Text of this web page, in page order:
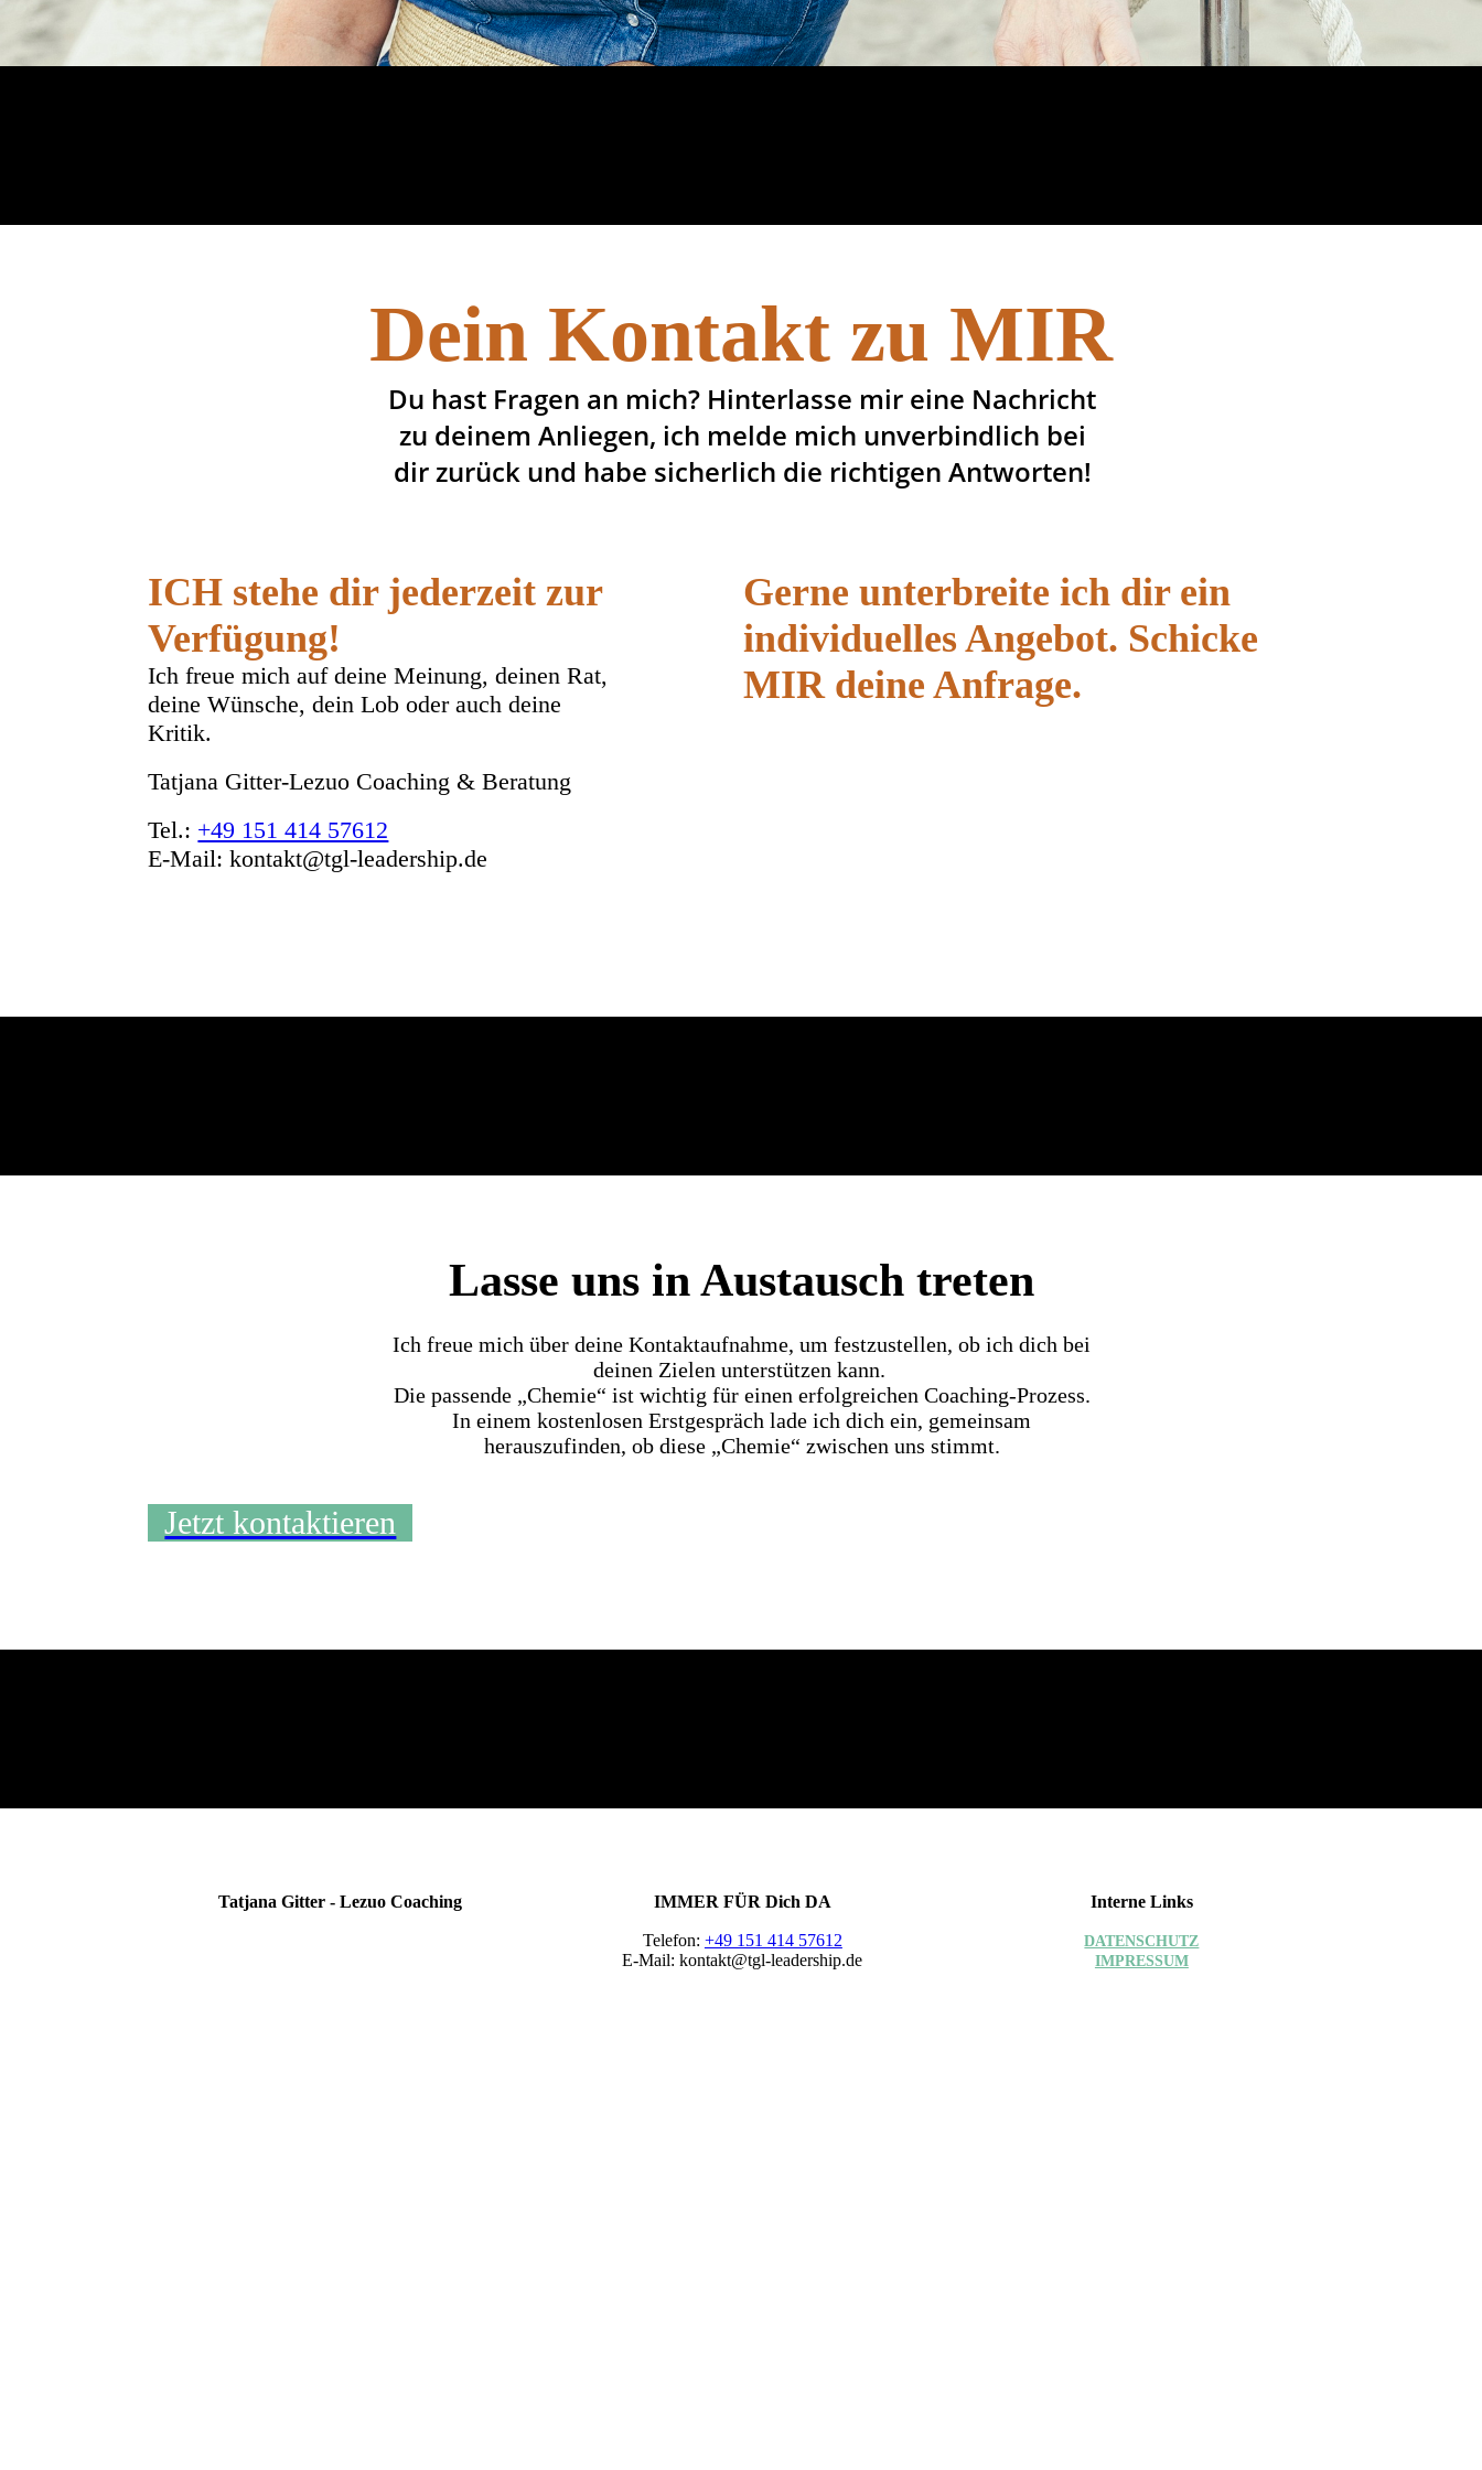
Dein Kontakt zu MIR
Du hast Fragen an mich? Hinterlasse mir eine Nachricht
zu deinem Anliegen, ich melde mich unverbindlich bei
dir zurück und habe sicherlich die richtigen Antworten!
ICH stehe dir jederzeit zur
Verfügung!
Ich freue mich auf deine Meinung, deinen Rat,
deine Wünsche, dein Lob oder auch deine
Kritik.
Tatjana Gitter-Lezuo Coaching & Beratung
Tel.: +49 151 414 57612
E-Mail: kontakt@tgl-leadership.de
Gerne unterbreite ich dir ein
individuelles Angebot. Schicke
MIR deine Anfrage.
Lasse uns in Austausch treten
Ich freue mich über deine Kontaktaufnahme, um festzustellen, ob ich dich bei
deinen Zielen unterstützen kann.
Die passende „Chemie“ ist wichtig für einen erfolgreichen Coaching-Prozess.
In einem kostenlosen Erstgespräch lade ich dich ein, gemeinsam
herauszufinden, ob diese „Chemie“ zwischen uns stimmt.
Jetzt kontaktieren
Tatjana Gitter - Lezuo Coaching IMMER FÜR Dich DA
Telefon: +49 151 414 57612
E-Mail: kontakt@tgl-leadership.de
Interne Links
DATEN­SCHUTZ
IMPRESSUM